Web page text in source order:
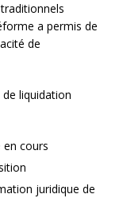
a permis de
de
de liquidation
en cours
juridique de